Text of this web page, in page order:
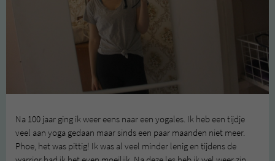
Na 100 jaar ging ik weer eens naar een yogales. Ik heb een tijdje
veel aan yoga gedaan maar sinds een paar maanden niet meer.
Phoe, het was pittig! Ik was al veel minder lenig en tijdens de